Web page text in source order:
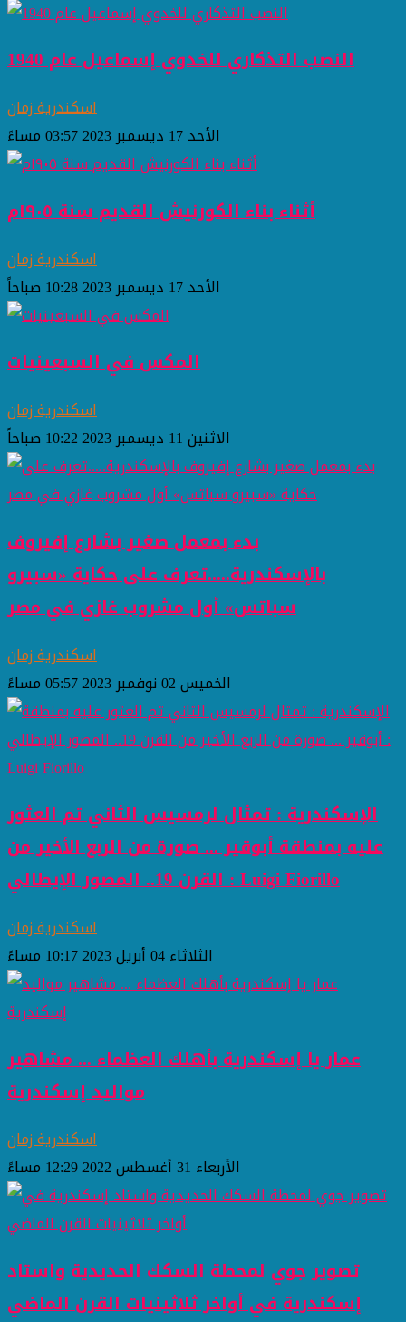
النصب التذكاري للخدوي إسماعيل عام 1940
اسكندرية زمان
الأحد 17 ديسمبر 2023 03:57 مساءً
أثناء بناء الكورنيش القديم سنة ١٩٠٥م
اسكندرية زمان
الأحد 17 ديسمبر 2023 10:28 صباحاً
المكس في السبعينيات
اسكندرية زمان
الاثنين 11 ديسمبر 2023 10:22 صباحاً
بدء بمعمل صغير بشارع إفيروف
بالإسكندرية.....تعرف على حكاية «سبيرو
سباتس» أول مشروب غازي في مصر
اسكندرية زمان
الخميس 02 نوفمبر 2023 05:57 مساءً
الإسكندرية : تمثال لرمسيس الثاني تم العثور
عليه بمنطقة أبوقير ... صورة من الربع الأخير من
القرن 19.. المصور الإيطالي : Luigi Fiorillo
اسكندرية زمان
الثلاثاء 04 أبريل 2023 10:17 مساءً
عمار يا إسكندرية بأهلك العظماء ... مشاهير
مواليد إسكندرية
اسكندرية زمان
الأربعاء 31 أغسطس 2022 12:29 مساءً
تصوير جوي لمحطة السكك الحديدية واستاد
إسكندرية في أواخر ثلاثينيات القرن الماضي